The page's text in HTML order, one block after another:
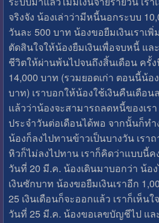
จริงจัง น้องเล่าว่ามีหนี้นอกระบบ
วันละ 500 บาท น้องขอยืมเงินเราเพิ่
ตัดสินใจให้น้องยืมเงินเพื่อจบหนี้ แล
ชีวิตให้ผ่านพ้นไปจนถึงสิ้นเดือน ครั้ง
14,000 บาท (รวมยอดเก่า ตอนนี้น้อ
บาท) เราบอกให้น้องใช้เงินคืนเดือน
แล้วว่าน้องจะสามารถลดหนี้ของเร
ประจำวันต่อเดือนได้พอ จากนั้นก็ท
น้องก็ลงไปทานข้าวเป็นบางวัน เรา
หิวก็ไม่ลงไปทาน เราก็คิดว่าแบบนี้ค
วันที่ 20 มี.ค. น้องเดินมาบอกว่า น้อ
เงินซักบาท น้องขอยืมเงินเราอีก
25 เงินเดือนก็จะออกแล้ว เราก็เห็น
วันที่ 25 มี.ค. น้องขอเลขบัญชีไป แล